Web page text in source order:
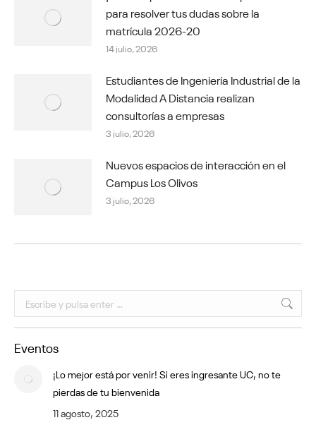
para resolver tus dudas sobre la
matrícula 2026-20
14 julio, 2026
Estudiantes de Ingeniería Industrial de la
Modalidad A Distancia realizan
consultorías a empresas
3 julio, 2026
Nuevos espacios de interacción en el
Campus Los Olivos
3 julio, 2026
Buscar:
Eventos
¡Lo mejor está por venir! Si eres ingresante UC, no te
pierdas de tu bienvenida
11 agosto, 2025